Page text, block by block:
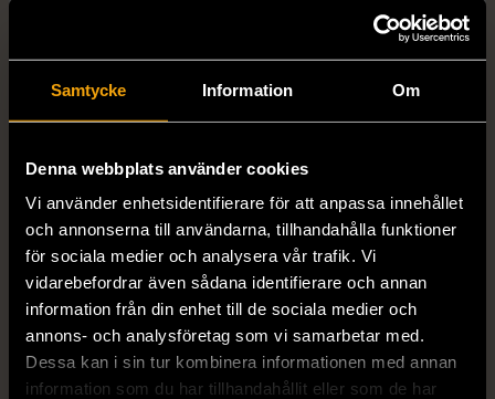
Samtycke Information Om
Denna webbplats använder cookies
Vi använder enhetsidentifierare för att anpassa innehållet
och annonserna till användarna, tillhandahålla funktioner
för sociala medier och analysera vår trafik. Vi
vidarebefordrar även sådana identifierare och annan
information från din enhet till de sociala medier och
annons- och analysföretag som vi samarbetar med.
Dessa kan i sin tur kombinera informationen med annan
information som du har tillhandahållit eller som de har
Bamse – Knocke och Smocke blir
Skick Mycket gott skick
Produkten är sparsamt använd, är av fin
kvalitet och ska inte ha några skador eller
förslitningar.
Läs mer om hur vi bedömer